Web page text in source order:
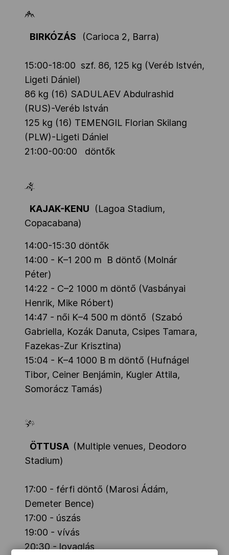
Kettőskarrier-program
Társszervezetek
OVEP
BIRKÓZÁS (Carioca 2, Barra)
15:00-18:00 szf. 86, 125 kg (Veréb Istvén,
Ligeti Dániel)
86 kg (16) SADULAEV Abdulrashid
(RUS)-Veréb István
125 kg (16) TEMENGIL Florian Skilang
(PLW)-Ligeti Dániel
21:00-00:00 döntők
KAJAK-KENU (Lagoa Stadium,
Copacabana)
14:00-15:30 döntők
14:00 - K–1 200 m B döntő (Molnár
Péter)
14:22 - C–2 1000 m döntő (Vasbányai
Henrik, Mike Róbert)
14:47 - női K–4 500 m döntő (Szabó
Gabriella, Kozák Danuta, Csipes Tamara,
Fazekas-Zur Krisztina)
15:04 - K–4 1000 B m döntő (Hufnágel
Tibor, Ceiner Benjámin, Kugler Attila,
Somorácz Tamás)
ÖTTUSA (Multiple venues, Deodoro
Stadium)
17:00 - férfi döntő (Marosi Ádám,
Demeter Bence)
17:00 - úszás
19:00 - vívás
20:30 - lovaglás